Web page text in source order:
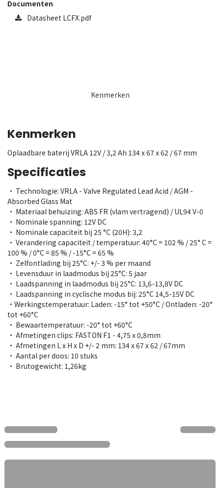
Documenten
Datasheet LCFX.pdf
Kenmerken
Kenmerken
Oplaadbare baterij VRLA 12V / 3,2 Ah 134 x 67 x 62 / 67 mm
Specificaties
• Technologie: VRLA - Valve Regulated Lead Acid / AGM -
Absorbed Glass Mat
• Materiaal behuizing: ABS FR (vlam vertragend) / UL94 V-0
• Nominale spanning: 12V DC
• Nominale capaciteit bij 25 °C (20H): 3,2
• Verandering capaciteit / temperatuur: 40°C = 102 % / 25° C =
100 % / 0°C = 85 % / -15°C = 65 %
• Zelfontlading bij 25°C: +/- 3 % per maand
• Levensduur in laadmodus bij 25°C: 5 jaar
• Laadspanning in laadmodus bij 25°C: 13,6-13,8V DC
• Laadspanning in cyclische modus bij: 25°C 14,5-15V DC
•Werkingstemperatuur: Laden: -15° tot +50°C / Ontladen: -20°
tot +60°C
• Bewaartemperatuur: -20° tot +60°C
• Afmetingen clips: FASTON F1 - 4,75 x 0,8mm
• Afmetingen L x H x D +/- 2 mm: 134 x 67 x 62 / 67mm
• Aantal per doos: 10 stuks
• Brutogewicht: 1,26kg